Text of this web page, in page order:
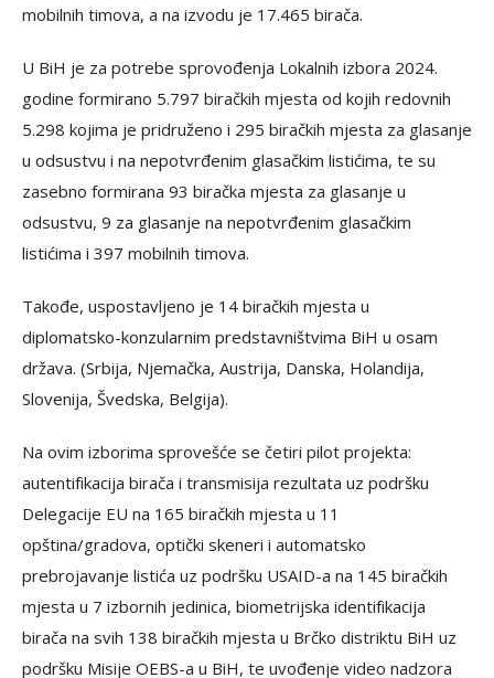
mobilnih timova, a na izvodu je 17.465 birača.
U BiH je za potrebe sprovođenja Lokalnih izbora 2024.
godine formirano 5.797 biračkih mjesta od kojih redovnih
5.298 kojima je pridruženo i 295 biračkih mjesta za glasanje
u odsustvu i na nepotvrđenim glasačkim listićima, te su
zasebno formirana 93 biračka mjesta za glasanje u
odsustvu, 9 za glasanje na nepotvrđenim glasačkim
listićima i 397 mobilnih timova.
Takođe, uspostavljeno je 14 biračkih mjesta u
diplomatsko-konzularnim predstavništvima BiH u osam
država. (Srbija, Njemačka, Austrija, Danska, Holandija,
Slovenija, Švedska, Belgija).
Na ovim izborima sprovešće se četiri pilot projekta:
autentifikacija birača i transmisija rezultata uz podršku
Delegacije EU na 165 biračkih mjesta u 11
opština/gradova, optički skeneri i automatsko
prebrojavanje listića uz podršku USAID-a na 145 biračkih
mjesta u 7 izbornih jedinica, biometrijska identifikacija
birača na svih 138 biračkih mjesta u Brčko distriktu BiH uz
podršku Misije OEBS-a u BiH, te uvođenje video nadzora